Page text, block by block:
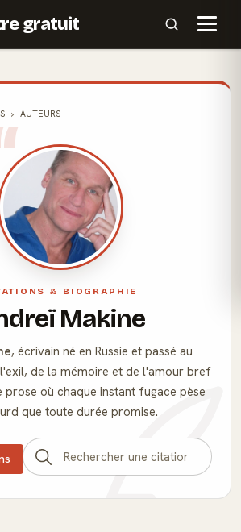
gratuit
AUTEURS
& BIOGRAPHIE
Makine
, écrivain né en Russie et passé au
de la mémoire et de l'amour bref
prose où chaque instant fugace pèse
que toute durée promise.